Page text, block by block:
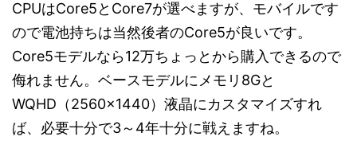
CPUはCore5とCore7が選べますが、モバイルです
ので電池持ちは当然後者のCore5が良いです。
Core5モデルなら12万ちょっとから購入できるので
侮れません。ベースモデルにメモリ8Gと
WQHD（2560x1440）液晶にカスタマイズすれ
ば、必要十分で3～4年十分に戦えますね。